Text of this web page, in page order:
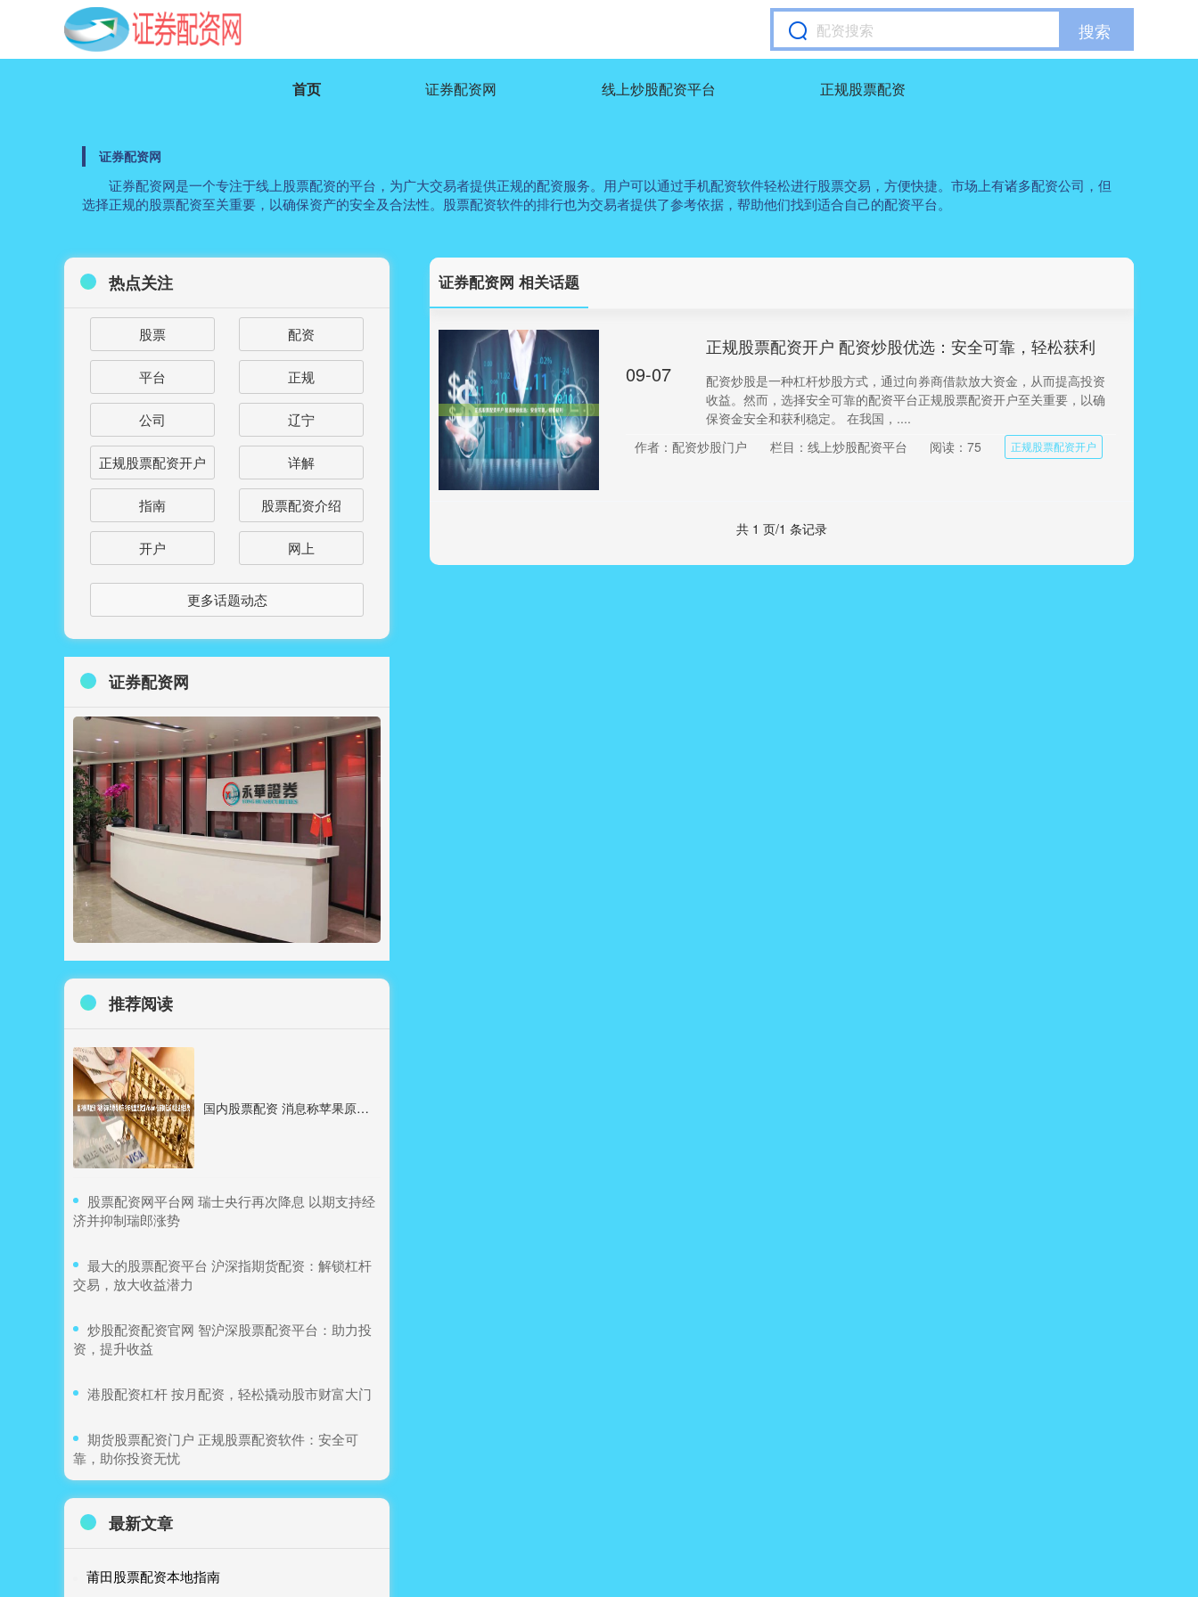
搜索
首页 证券配资网 线上炒股配资平台 正规股票配资
证券配资网
证券配资网是一个专注于线上股票配资的平台，为广大交易者提供正规的配资服务。用户可以通过手机配资软件轻松进行股票交易，方便快捷。市场上有诸多配资公司，但
选择正规的股票配资至关重要，以确保资产的安全及合法性。股票配资软件的排行也为交易者提供了参考依据，帮助他们找到适合自己的配资平台。
证券配资网 相关话题
09-07
正规股票配资开户 配资炒股优选：安全可靠，轻松获利
配资炒股是一种杠杆炒股方式，通过向券商借款放大资金，从而提高投资
收益。然而，选择安全可靠的配资平台正规股票配资开户至关重要，以确
保资金安全和获利稳定。 在我国，....
作者：配资炒股门户
栏目：线上炒股配资平台 阅读：75 正规股票配资开户
共 1 页/1 条记录
热点关注
股票 配资
平台 正规
公司 辽宁
正规股票配资开户 详解
指南 股票配资介绍
开户 网上
更多话题动态
证券配资网
推荐阅读
国内股票配资 消息称苹果原寻求在今年推出更便宜Vision 但在降低成本上遇到挑战
​股票配资网平台网 瑞士央行再次降息 以期支持经
济并抑制瑞郎涨势
​最大的股票配资平台 沪深指期货配资：解锁杠杆
交易，放大收益潜力
​炒股配资配资官网 智沪深股票配资平台：助力投
资，提升收益
​港股配资杠杆 按月配资，轻松撬动股市财富大门
​期货股票配资门户 正规股票配资软件：安全可
靠，助你投资无忧
最新文章
莆田股票配资本地指南